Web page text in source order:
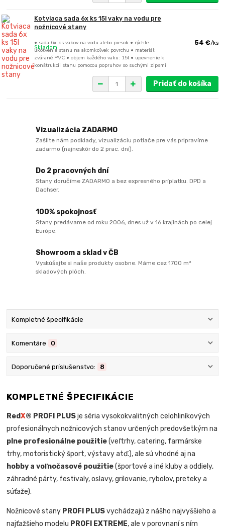
Kotviaca sada 6x ks 15l vaky na vodu pre
nožnicové stany
• sada 6x ks vakov na vodu alebo piesok • rýchle
ukotvenie stanu na akomkoľvek povrchu • materiál:
zvárané PVC • objem každého vaku: 15l • upevnenie k
konštrukcii stanu pomocou popruhov so suchými zipsmi
54 €/ks
Skladom
Pridať do košíka
Vizualizácia ZADARMO
Zašlite nám podklady, vizualizáciu potlače pre vás pripravíme
zadarmo (najneskôr do 2 prac. dní).
Do 2 pracovných dní
Stany doručíme ZADARMO a bez expresného príplatku. DPD a
Dachser.
100% spokojnosť
Stany predávame od roku 2006, dnes už v 16 krajinách po celej
Európe.
Showroom a sklad v ČB
Vyskúšajte si naše produkty osobne. Máme cez 1700 m²
skladových plôch.
Kompletné špecifikácie
Komentáre 0
Doporučené príslušenstvo: 8
KOMPLETNÉ ŠPECIFIKÁCIE
RedX® PROFI PLUSje séria vysokokvalitných celohliníkových
profesionálnych nožnicových stanov určených predovšetkým na
plne profesionálne použitie(veľtrhy, catering, farmárske
trhy, motoristický šport, výstavy atď.), ale sú vhodné aj na
hobby a voľnočasové použitie(športové a iné kluby a oddiely,
záhradné párty, festivaly, oslavy, grilovanie, rybolov, preteky a
súťaže).
Nožnicové stany PROFI PLUSvychádzajú z nášho najvyššieho a
najťažšieho modelu PROFI EXTREME, ale v porovnaní s ním